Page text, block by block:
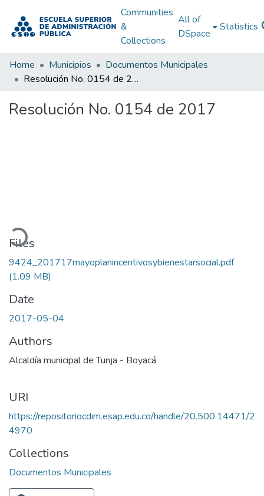
Communities
&
Collections
All of
DSpace
Statistics
Home Municipios
Documentos Municipales
Resolución No. 0154 de 2017
Resolución No. 0154 de 2017
Files
9424_201717mayoplanincentivosybienestarsocial.pdf
(1.09 MB)
Date
2017-05-04
Authors
Alcaldía municipal de Tunja - Boyacá
URI
https://repositoriocdim.esap.edu.co/handle/20.500.14471/2
4970
Collections
Documentos Municipales